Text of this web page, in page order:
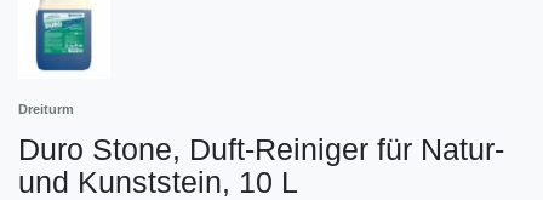
Dreiturm
Duro Stone, Duft-Reiniger für Natur-
und Kunststein, 10 L